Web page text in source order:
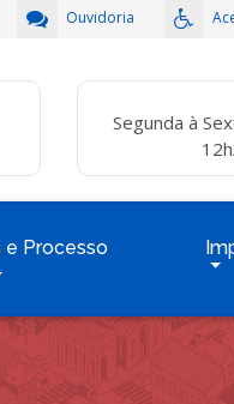
Ouvidoria
Segunda à
e Processo